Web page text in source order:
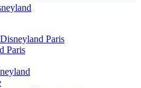
Paris
Paris